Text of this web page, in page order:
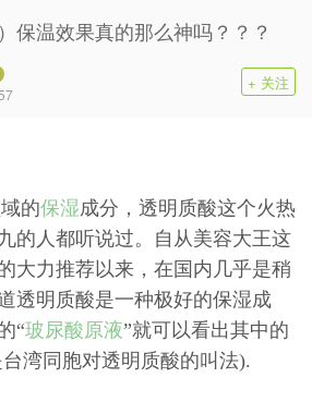
保温效果真的那么神吗？？？
+ 关注
的保湿成分，透明质酸这个火热
的人都听说过。自从美容大王这
大力推荐以来，在国内几乎是稍
透明质酸是一种极好的保湿成
“玻尿酸原液”就可以看出其中的
湾同胞对透明质酸的叫法).